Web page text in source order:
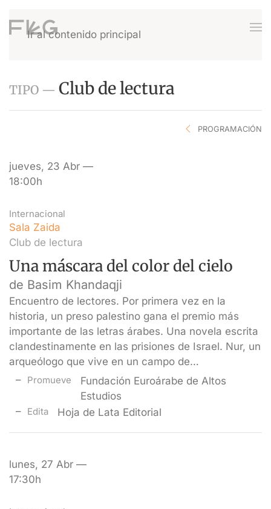
Ir al contenido principal
TIPO — Club de lectura
PROGRAMACIÓN
jueves, 23 Abr —
18:00h
Internacional
Sala Zaida
Club de lectura
Una máscara del color del cielo
de Basim Khandaqji
Encuentro de lectores. Por primera vez en la
historia, un preso palestino gana el premio más
importante de las letras árabes. Una novela escrita
clandestinamente en las prisiones de Israel. Nur, un
arqueólogo que vive en un campo de…
Promueve
Fundación Euroárabe de Altos
Estudios
Edita Hoja de Lata Editorial
lunes, 27 Abr —
17:30h